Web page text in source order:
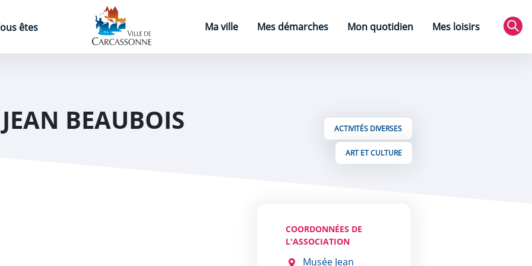
êtes
Page d'accueil
Ma ville
Mes démarches Mon quotidien
Mes loisirs
BEAUBOIS ACTIVITÉS DIVERSES
ART ET CULTURE
COORDONNÉES DE
L'ASSOCIATION
Musée Jean